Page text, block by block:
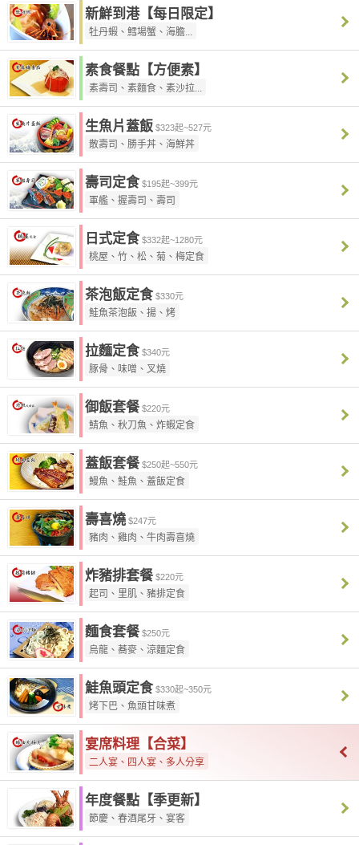
新鮮到港【每日限定】
牡丹蝦、鱈場蟹、海膽...
素食餐點【方便素】
素壽司、素麵食、素沙拉...
生魚片蓋飯 $323起~527元
散壽司、勝手丼、海鮮丼
壽司定食 $195起~399元
軍艦、握壽司、壽司
日式定食 $332起~1280元
桃屋、竹、松、菊、梅定食
茶泡飯定食 $330元
鮭魚茶泡飯、揚、烤
拉麵定食 $340元
豚骨、味噌、叉燒
御飯套餐 $220元
鯖魚、秋刀魚、炸蝦定食
蓋飯套餐 $250起~550元
鰻魚、鮭魚、蓋飯定食
壽喜燒 $247元
豬肉、雞肉、牛肉壽喜燒
炸豬排套餐 $220元
起司、里肌、豬排定食
麵食套餐 $250元
烏龍、蕎麥、涼麵定食
鮭魚頭定食 $330起~350元
烤下巴、魚頭甘味煮
宴席料理【合菜】
二人宴、四人宴、多人分享
年度餐點【季更新】
節慶、春酒尾牙、宴客